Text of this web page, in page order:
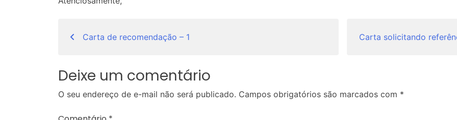
Navegação
de
Post
Carta de recomendação – 1 Carta solicitando
Deixe um comentário
O seu endereço de e-mail não será publicado. Campos obrigatórios são marcados com *